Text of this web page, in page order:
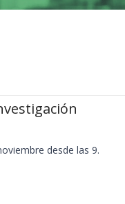
desde las 9.